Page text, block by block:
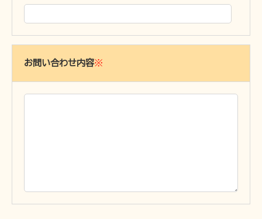
お問い合わせ内容※